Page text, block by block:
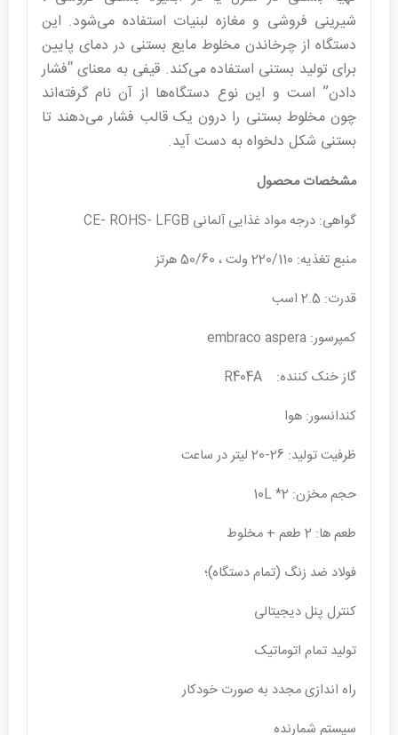
شیرینی فروشی و مغازه لبنیات استفاده می‌شود. این
دستگاه از چرخاندن مخلوط مایع بستنی در دمای پایین
برای تولید بستنی استفاده می‌کند. قیفی به معنای “فشار
دادن” است و این نوع دستگاه‌ها از آن نام گرفته‌اند
چون مخلوط بستنی را درون یک قالب فشار می‌دهند تا
بستنی شکل دلخواه به دست آید.
مشخصات محصول
گواهی: درجه مواد غذایی آلمانی CE- ROHS- LFGB
منبع تغذیه: 220/110 ولت ، 50/60 هرتز
قدرت: 2.5 اسب
کمپرسور: embraco aspera
گاز خنک کننده: R404A
کندانسور: هوا
ظرفیت تولید: 26-20 لیتر در ساعت
حجم مخزن: 10L *2
طعم ها: 2 طعم + مخلوط
فولاد ضد زنگ (تمام دستگاه)؛
کنترل پنل دیجیتالی
تولید تمام اتوماتیک
راه اندازی مجدد به صورت خودکار
سیستم شمارنده